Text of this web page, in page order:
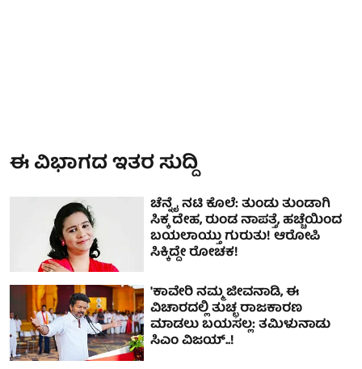
ಈ ವಿಭಾಗದ ಇತರ ಸುದ್ದಿ
ಚೆನ್ನೈ ನಟಿ ಕೊಲೆ: ತುಂಡು ತುಂಡಾಗಿ
ಸಿಕ್ಕ ದೇಹ, ರುಂಡ ನಾಪತ್ತೆ, ಹಚ್ಚೆಯಿಂದ
ಬಯಲಾಯ್ತು ಗುರುತು! ಆರೋಪಿ
ಸಿಕ್ಕಿದ್ದೇ ರೋಚಕ!
'ಕಾವೇರಿ ನಮ್ಮ ಜೀವನಾಡಿ, ಈ
ವಿಚಾರದಲ್ಲಿ ತುಚ್ಛ ರಾಜಕಾರಣ
ಮಾಡಲು ಬಯಸಲ್ಲ: ತಮಿಳುನಾಡು
ಸಿಎಂ ವಿಜಯ್..!